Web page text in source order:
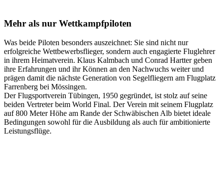
Mehr als nur Wettkampfpiloten
Was beide Piloten besonders auszeichnet: Sie sind nicht nur
erfolgreiche Wettbewerbsflieger, sondern auch engagierte Fluglehrer
in ihrem Heimatverein. Klaus Kalmbach und Conrad Hartter geben
ihre Erfahrungen und ihr Können an den Nachwuchs weiter und
prägen damit die nächste Generation von Segelfliegern am Flugplatz
Farrenberg bei Mössingen.
Der Flugsportverein Tübingen, 1950 gegründet, ist stolz auf seine
beiden Vertreter beim World Final. Der Verein mit seinem Flugplatz
auf 800 Meter Höhe am Rande der Schwäbischen Alb bietet ideale
Bedingungen sowohl für die Ausbildung als auch für ambitionierte
Leistungsflüge.